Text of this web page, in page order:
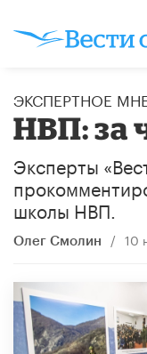
ЭКСПЕРТНОЕ
НВП: за
Эксперты
школы НВП.
Олег Смолин / 10